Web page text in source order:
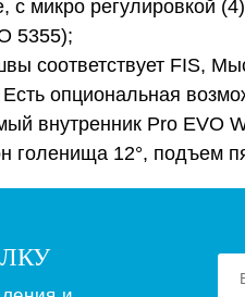
микро регулировкой
5355);
соответствует FIS,
опциональная
внутренник Pro EVO
голенища 12°, подъем